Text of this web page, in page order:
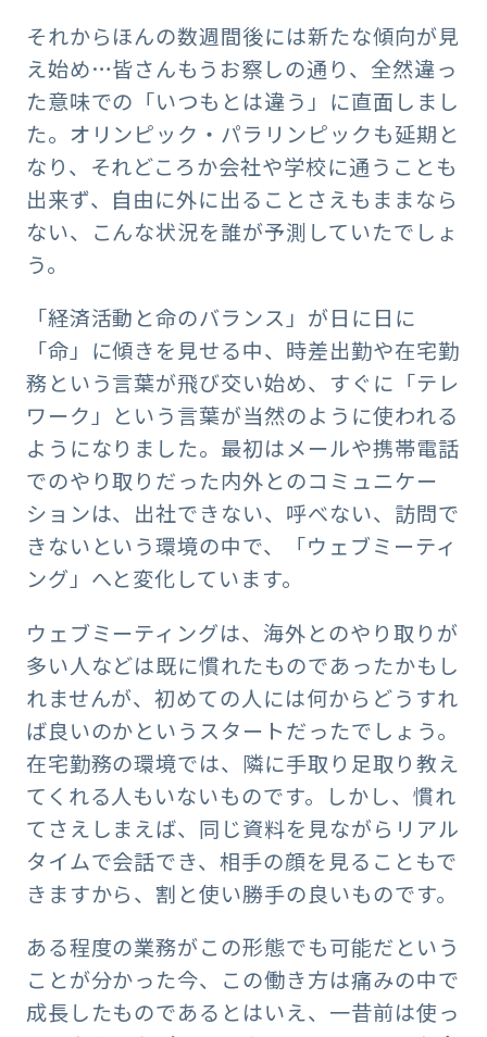
それからほんの数週間後には新たな傾向が見
え始め…皆さんもうお察しの通り、全然違っ
た意味での「いつもとは違う」に直面しまし
た。オリンピック・パラリンピックも延期と
なり、それどころか会社や学校に通うことも
出来ず、自由に外に出ることさえもままなら
ない、こんな状況を誰が予測していたでしょ
う。
「経済活動と命のバランス」が日に日に
「命」に傾きを見せる中、時差出勤や在宅勤
務という言葉が飛び交い始め、すぐに「テレ
ワーク」という言葉が当然のように使われる
ようになりました。最初はメールや携帯電話
でのやり取りだった内外とのコミュニケー
ションは、出社できない、呼べない、訪問で
きないという環境の中で、「ウェブミーティ
ング」へと変化しています。
ウェブミーティングは、海外とのやり取りが
多い人などは既に慣れたものであったかもし
れませんが、初めての人には何からどうすれ
ば良いのかというスタートだったでしょう。
在宅勤務の環境では、隣に手取り足取り教え
てくれる人もいないものです。しかし、慣れ
てさえしまえば、同じ資料を見ながらリアル
タイムで会話でき、相手の顔を見ることもで
きますから、割と使い勝手の良いものです。
ある程度の業務がこの形態でも可能だという
ことが分かった今、この働き方は痛みの中で
成長したものであるとはいえ、一昔前は使っ